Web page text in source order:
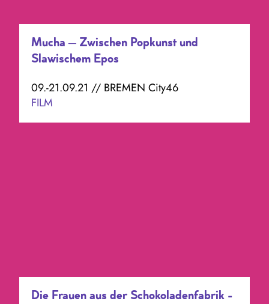
Mucha – Zwischen Popkunst und
Slawischem Epos
09.-21.09.21 // BREMEN City46
FILM
Die Frauen aus der Schokoladenfabrik -